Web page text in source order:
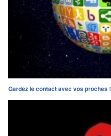
Gardez le contact avec vos proches !